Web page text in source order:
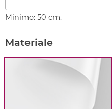
Minimo: 50 cm.
Materiale